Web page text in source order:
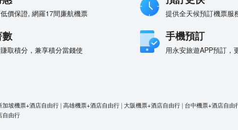
價保證, 網羅17間廉航機票 提供全天候預訂機票服
取積分，兼享積分當錢使
手機預訂
用永安旅遊APP預訂，
加坡機票+酒店自由行 | 高雄機票+酒店自由行 | 大阪機票+酒店自由行 | 台中機票+酒店自由
自由行